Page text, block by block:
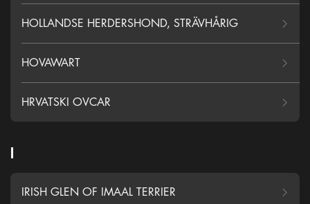
HOLLANDSE HERDERSHOND, STRÄVHÅRIG
HOVAWART
HRVATSKI OVCAR
I
IRISH GLEN OF IMAAL TERRIER